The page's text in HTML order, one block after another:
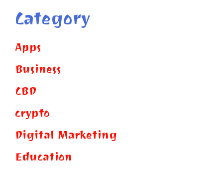
Category
Apps
Business
CBD
crypto
Digital Marketing
Education